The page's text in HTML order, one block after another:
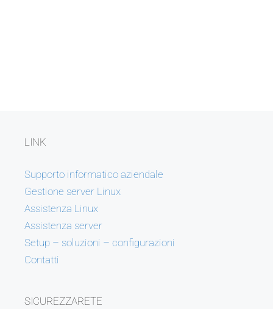
LINK
Supporto informatico aziendale
Gestione server Linux
Assistenza Linux
Assistenza server
Setup – soluzioni – configurazioni
Contatti
SICUREZZARETE